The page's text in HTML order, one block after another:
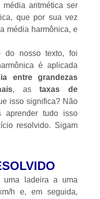
aritmética ser
que por sua vez
média harmônica, e
do nosso texto, foi
é aplicada
entre grandezas
, astaxas de
isso significa? Não
aprender tudo isso
resolvido. Sigam
uma ladeira a uma
h e, em seguida,